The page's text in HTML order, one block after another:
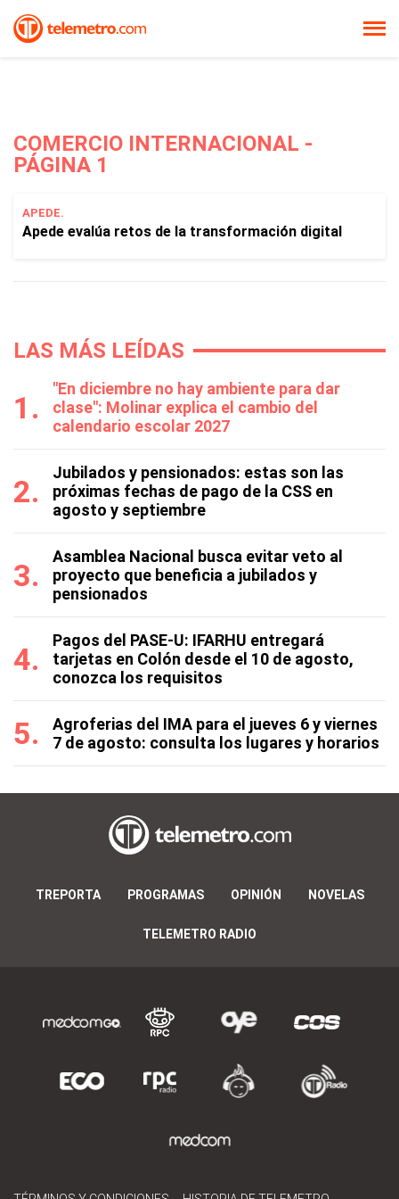
COMERCIO INTERNACIONAL -
PÁGINA 1
APEDE.
Apede evalúa retos de la transformación digital
LAS MÁS LEÍDAS
"En diciembre no hay ambiente para dar
clase": Molinar explica el cambio del
calendario escolar 2027
Jubilados y pensionados: estas son las
próximas fechas de pago de la CSS en
agosto y septiembre
Asamblea Nacional busca evitar veto al
proyecto que beneficia a jubilados y
pensionados
Pagos del PASE-U: IFARHU entregará
tarjetas en Colón desde el 10 de agosto,
conozca los requisitos
Agroferias del IMA para el jueves 6 y viernes
7 de agosto: consulta los lugares y horarios
TREPORTA PROGRAMAS OPINIÓN NOVELAS
TELEMETRO RADIO